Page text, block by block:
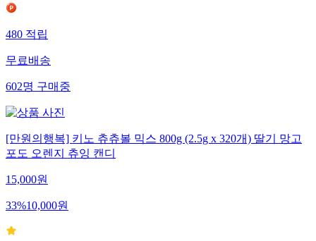
480적립
무료배송
602명구매중
[만원의행복] 키노 츄츄볼 믹스 800g (2.5g x 320개) 딸기 망고
포도 오렌지 츄잉 캔디
15,000원
33%10,000원